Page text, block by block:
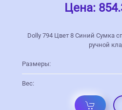
Цена:
Dolly 794 Цвет 8 Синий Сумка
ручной
Размеры:
Вес: